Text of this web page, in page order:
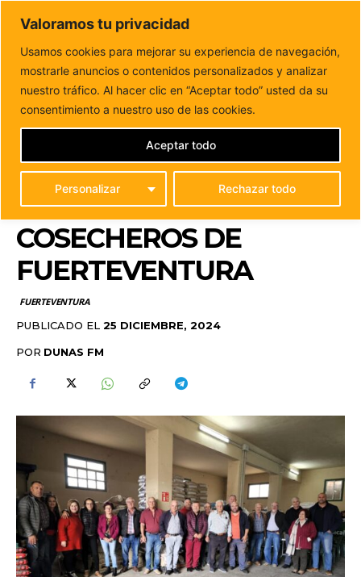
Valoramos tu privacidad
Usamos cookies para mejorar su experiencia de navegación,
mostrarle anuncios o contenidos personalizados y analizar
nuestro tráfico. Al hacer clic en “Aceptar todo” usted da su
consentimiento a nuestro uso de las cookies.
Personalizar Rechazar todo
Aceptar todo
DUNAS FM
Tu informacion de forma cercana
Inicio FUERTEVENTURA
Almuerzo Navideño de una de las
primeras Cooperativas de Cosecheros de Fuerteventura
ALMUERZO NAVIDEÑO
DE UNA DE LAS
PRIMERAS
COOPERATIVAS DE
COSECHEROS DE
FUERTEVENTURA
FUERTEVENTURA
PUBLICADO EL 25 DICIEMBRE, 2024
POR DUNAS FM